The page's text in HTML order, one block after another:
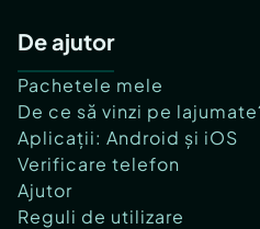
De ajutor
Pachetele mele
De ce să vinzi pe
Aplicații: Android și iOS
Verificare telefon
Ajutor
Reguli de utilizare